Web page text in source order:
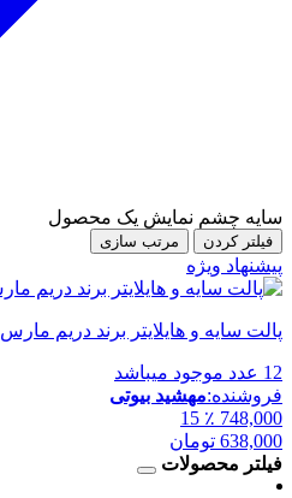
سایه چشم نمایش یک محصول
فیلتر کردن مرتب سازی
پیشنهاد ویژه
پالت سایه و هایلایتر برند دریم مارس
12 عدد موجود میباشد
فروشنده:مهشید بیوتی
748,000 ٪ 15
638,000 تومان
فیلتر محصولات